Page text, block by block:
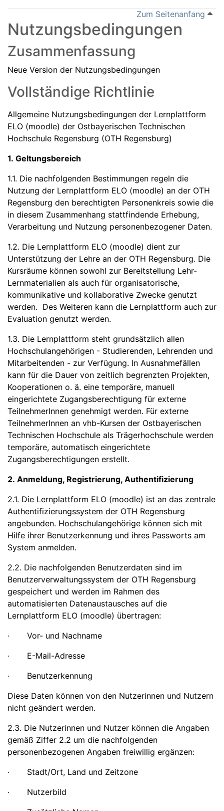
Zum Seitenanfang
Nutzungsbedingungen
Zusammenfassung
Neue Version der Nutzungsbedingungen
Vollständige Richtlinie
Allgemeine Nutzungsbedingungen der Lernplattform
ELO (moodle) der Ostbayerischen Technischen
Hochschule Regensburg (OTH Regensburg)
1. Geltungsbereich
1.1. Die nachfolgenden Bestimmungen regeln die
Nutzung der Lernplattform ELO (moodle) an der OTH
Regensburg den berechtigten Personenkreis sowie die
in diesem Zusammenhang stattfindende Erhebung,
Verarbeitung und Nutzung personenbezogener Daten.
1.2. Die Lernplattform ELO (moodle) dient zur
Unterstützung der Lehre an der OTH Regensburg. Die
Kursräume können sowohl zur Bereitstellung Lehr-
Lernmaterialien als auch für organisatorische,
kommunikative und kollaborative Zwecke genutzt
werden. Des Weiteren kann die Lernplattform auch zur
Evaluation genutzt werden.
1.3. Die Lernplattform steht grundsätzlich allen
Hochschulangehörigen - Studierenden, Lehrenden und
Mitarbeitenden - zur Verfügung. In Ausnahmefällen
kann für die Dauer von zeitlich begrenzten Projekten,
Kooperationen o. ä. eine temporäre, manuell
eingerichtete Zugangsberechtigung für externe
TeilnehmerInnen genehmigt werden. Für externe
TeilnehmerInnen an vhb-Kursen der Ostbayerischen
Technischen Hochschule als Trägerhochschule werden
temporäre, automatisch eingerichtete
Zugangsberechtigungen erstellt.
2. Anmeldung, Registrierung, Authentifizierung
2.1. Die Lernplattform ELO (moodle) ist an das zentrale
Authentifizierungssystem der OTH Regensburg
angebunden. Hochschulangehörige können sich mit
Hilfe ihrer Benutzerkennung und ihres Passworts am
System anmelden.
2.2. Die nachfolgenden Benutzerdaten sind im
Benutzerverwaltungssystem der OTH Regensburg
gespeichert und werden im Rahmen des
automatisierten Datenaustausches auf die
Lernplattform ELO (moodle) übertragen:
· Vor- und Nachname
· E-Mail-Adresse
· Benutzerkennung
Diese Daten können von den Nutzerinnen und Nutzern
nicht geändert werden.
2.3. Die Nutzerinnen und Nutzer können die Angaben
gemäß Ziffer 2.2 um die nachfolgenden
personenbezogenen Angaben freiwillig ergänzen:
· Stadt/Ort, Land und Zeitzone
· Nutzerbild